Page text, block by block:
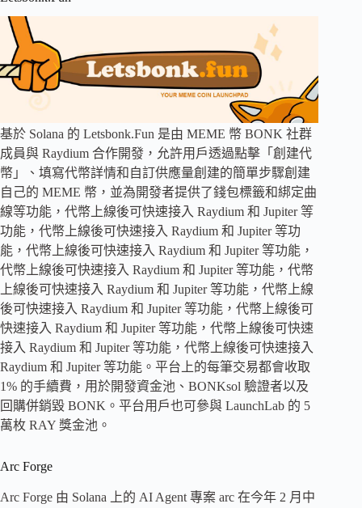
基於 Solana 的 Letsbonk.Fun 是由 MEME 幣 BONK 社群
成員與 Raydium 合作開發，允許用戶透過點擊「創建代
幣」、填寫代幣詳情和自訂供應量創建的簡單步驟創建
自己的 MEME 幣，並為開發者提供了錢包標籤和綁定曲
線等功能，代幣上線後可快速接入 Raydium 和 Jupiter 等
功能，代幣上線後可快速接入 Raydium 和 Jupiter 等功
能，代幣上線後可快速接入 Raydium 和 Jupiter 等功能，
代幣上線後可快速接入 Raydium 和 Jupiter 等功能，代幣
上線後可快速接入 Raydium 和 Jupiter 等功能，代幣上線
後可快速接入 Raydium 和 Jupiter 等功能，代幣上線後可
快速接入 Raydium 和 Jupiter 等功能，代幣上線後可快速
接入 Raydium 和 Jupiter 等功能，代幣上線後可快速接入
Raydium 和 Jupiter 等功能。平台上的每筆交易都會收取
1% 的手續費，用於開發資金池、BONKsol 驗證者以及
回購併銷毀 BONK。平台用戶也可參與 LaunchLab 的 5
萬枚 RAY 獎金池。
Arc Forge
Arc Forge 由 Solana 上的 AI Agent 專案 arc 在今年 2 月中